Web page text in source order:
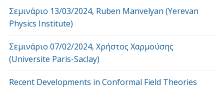
Σεμινάριο 13/03/2024, Ruben Manvelyan (Yerevan
Physics Institute)
Σεμινάριο 07/02/2024, Χρήστος Χαρμούσης
(Universite Paris-Saclay)
Recent Developments in Conformal Field Theories